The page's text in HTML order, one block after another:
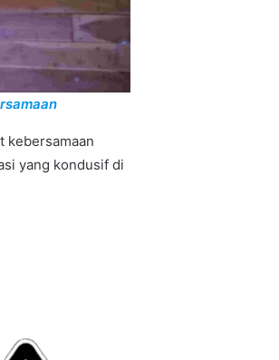
kebersamaan
yang kondusif di